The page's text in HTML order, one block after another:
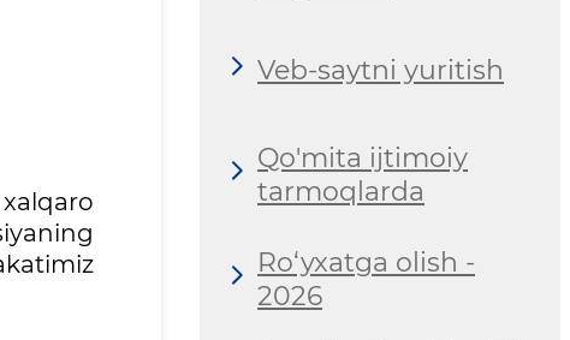
Veb-saytni yuritish
Qo'mita ijtimoiy
tarmoqlarda
Ro‘yxatga olish -
2026